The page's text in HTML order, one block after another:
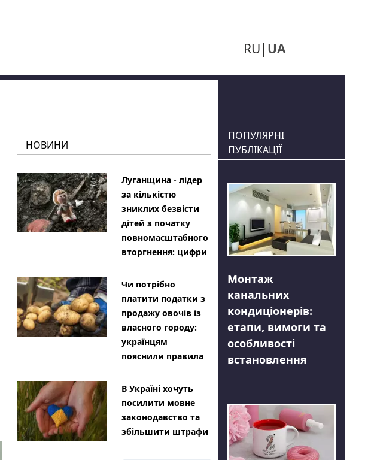
RU UA
НОВИНИ
Луганщина - лідер
за кількістю
зниклих безвісти
дітей з початку
повномасштабного
вторгнення: цифри
Чи потрібно
платити податки з
продажу овочів із
власного городу:
українцям
пояснили правила
В Україні хочуть
посилити мовне
законодавство та
збільшити штрафи
ПОПУЛЯРНІ
ПУБЛІКАЦІЇ
Монтаж
канальних
кондиціонерів:
етапи, вимоги та
особливості
встановлення